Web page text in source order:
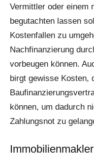
Vermittler oder einem
begutachten lassen
Kostenfallen zu
Nachfinanzierung
vorbeugen können.
birgt gewisse Kosten,
können, um dadurch
Zahlungsnot zu